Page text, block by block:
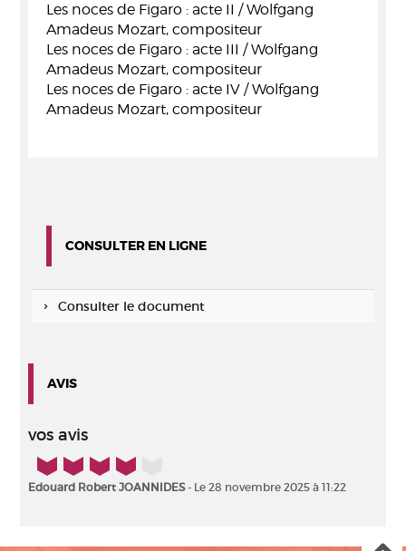
Les noces de Figaro : acte II / Wolfgang
Amadeus Mozart, compositeur
Les noces de Figaro : acte III / Wolfgang
Amadeus Mozart, compositeur
Les noces de Figaro : acte IV / Wolfgang
Amadeus Mozart, compositeur
CONSULTER EN LIGNE
Consulter le document
AVIS
vos avis
4/5
Edouard Robert JOANNIDES- Le 28 novembre 2025 à 11:22